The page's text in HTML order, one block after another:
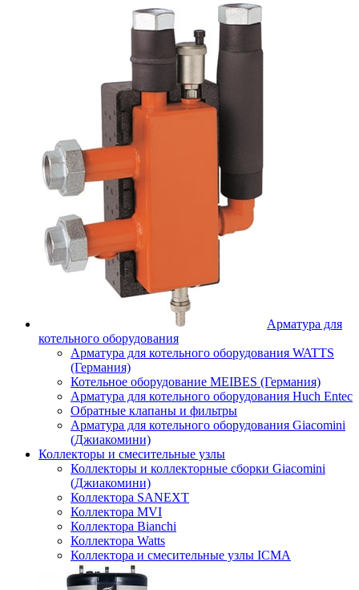
Арматура для
котельного оборудования
Арматура для котельного оборудования WATTS
(Германия)
Котельное оборудование MEIBES (Германия)
Арматура для котельного оборудования Huch Entec
Обратные клапаны и фильтры
Арматура для котельного оборудования Giacomini
(Джиакомини)
Коллекторы и смесительные узлы
Коллекторы и коллекторные сборки Giacomini
(Джиакомини)
Коллектора SANEXT
Коллектора MVI
Коллектора Bianchi
Коллектора Watts
Коллектора и смесительные узлы ICMA